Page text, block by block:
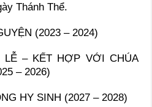
Thánh Thể.
(2023 – 2024)
– KẾT HỢP VỚI CHÚA
– 2026)
HY SINH (2027 – 2028)